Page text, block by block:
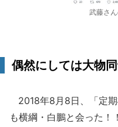
武藤さ
偶然にしては大物
2018年8月8日、「定
も横綱・白鵬と会った！